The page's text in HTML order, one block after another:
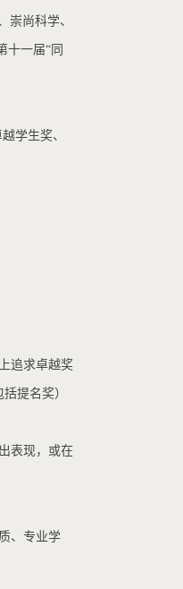
崇尚科学、
十一届“同
学生奖、
追求卓越奖
提名奖）
表现，或在
、专业学